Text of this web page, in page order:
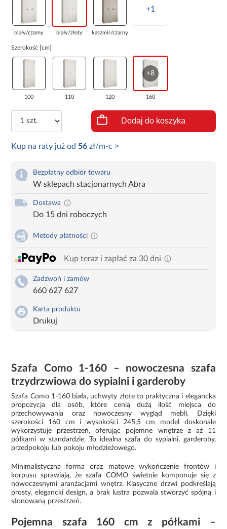
biały/czarny biały/złoty kaszmir/czarny
+1
Szerokość [cm]
100 110 120
+8
160
Dodaj do koszyka
Kup na raty już od 56 zł/m-c >
Bezpłatny odbiór towaru
W sklepach stacjonarnych Abra
Dostawa
Do 15 dni roboczych
Metody płatności
Kup teraz i zapłać za 30 dni
Zadzwoń i zamów
660 627 627
Karta produktu
Drukuj
Szafa Como 1-160 – nowoczesna szafa
trzydrzwiowa do sypialni i garderoby
Szafa Como 1-160 biała, uchwyty złote to praktyczna i elegancka
propozycja dla osób, które cenią dużą ilość miejsca do
przechowywania oraz nowoczesny wygląd mebli. Dzięki
szerokości 160 cm i wysokości 245,5 cm model doskonale
wykorzystuje przestrzeń, oferując pojemne wnętrze z aż 11
półkami w standardzie. To idealna szafa do sypialni, garderoby,
przedpokoju lub pokoju młodzieżowego.
Minimalistyczna forma oraz matowe wykończenie frontów i
korpusu sprawiają, że szafa COMO świetnie komponuje się z
nowoczesnymi aranżacjami wnętrz. Klasyczne drzwi podkreślają
prosty, elegancki design, a brak lustra pozwala stworzyć spójną i
stonowaną przestrzeń.
Pojemna szafa 160 cm z półkami –